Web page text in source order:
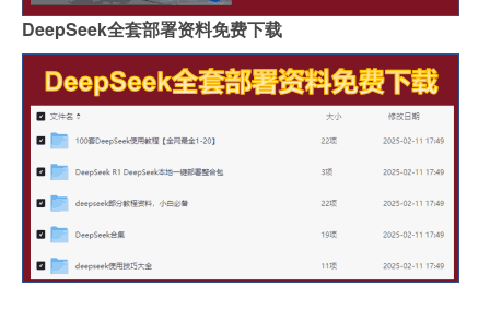
DeepSeek全套部署资料免费下载